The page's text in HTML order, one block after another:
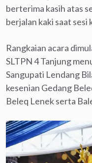
berterima kasih atas
berjalan kaki saat sesi
Rangkaian acara
SLTPN 4 Tanjung
Sangupati Lendang
kesenian Gedang
Beleq Lenek serta